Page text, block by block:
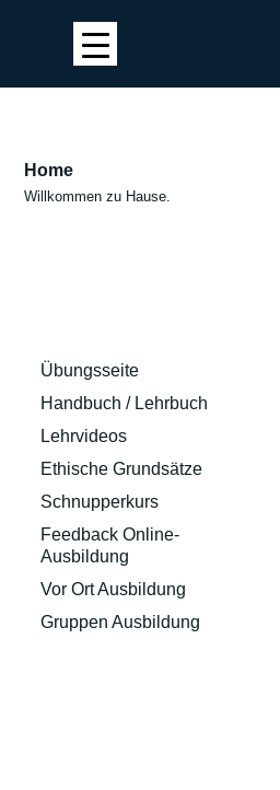
Home
Willkommen zu Hause.
Übungsseite
Handbuch / Lehrbuch
Lehrvideos
Ethische Grundsätze
Schnupperkurs
Feedback Online-
Ausbildung
Vor Ort Ausbildung
Gruppen Ausbildung